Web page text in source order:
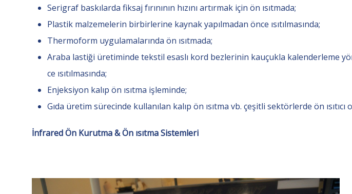
Serigraf baskılarda fiksaj fırınının hızını artırmak için ön ısıtmada;
Plastik malzemelerin birbirlerine kaynak yapılmadan önce ısıtılmasında;
Thermoform uygulamalarında ön ısıtmada;
Araba lastiği üretiminde tekstil esaslı kord bezlerinin kauçukla kalenderleme
ce ısıtılmasında;
Enjeksiyon kalıp ön ısıtma işleminde;
Gıda üretim sürecinde kullanılan kalıp ön ısıtma vb. çeşitli sektörlerde ön
İnfrared Ön Kurutma & Ön ısıtma Sistemleri